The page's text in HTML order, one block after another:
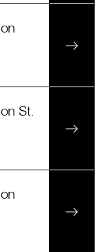
St.